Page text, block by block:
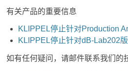
有关产品的重要信息
KLIPPEL停止针对Production
KLIPPEL停止针对dB-Lab202
如有任何疑问，请邮件联系我们的